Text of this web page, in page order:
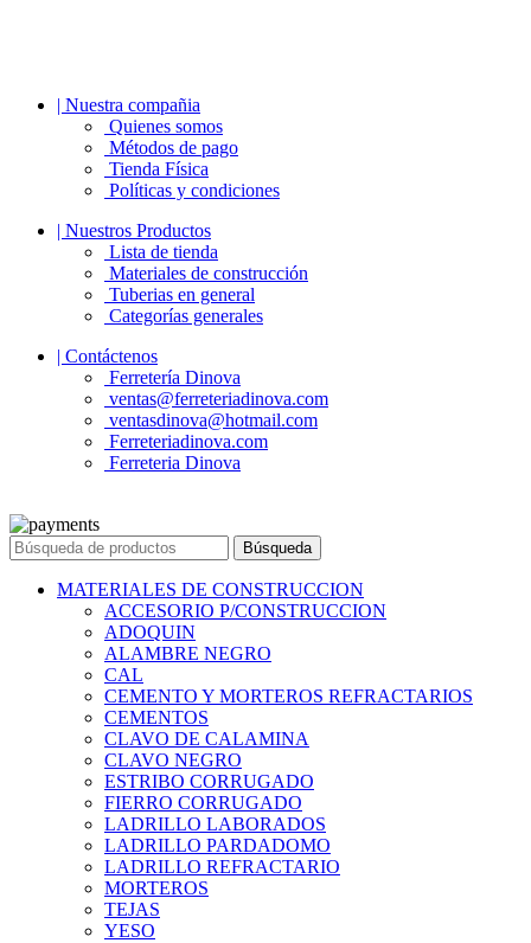
| Nuestra compañia
Quienes somos
Métodos de pago
Tienda Física
Políticas y condiciones
| Nuestros Productos
Lista de tienda
Materiales de construcción
Tuberias en general
Categorías generales
| Contáctenos
Ferretería Dinova
ventas@ferreteriadinova.com
ventasdinova@hotmail.com
Ferreteriadinova.com
Ferreteria Dinova
Búsqueda
MATERIALES DE CONSTRUCCION
ACCESORIO P/CONSTRUCCION
ADOQUIN
ALAMBRE NEGRO
CAL
CEMENTO Y MORTEROS REFRACTARIOS
CEMENTOS
CLAVO DE CALAMINA
CLAVO NEGRO
ESTRIBO CORRUGADO
FIERRO CORRUGADO
LADRILLO LABORADOS
LADRILLO PARDADOMO
LADRILLO REFRACTARIO
MORTEROS
TEJAS
YESO